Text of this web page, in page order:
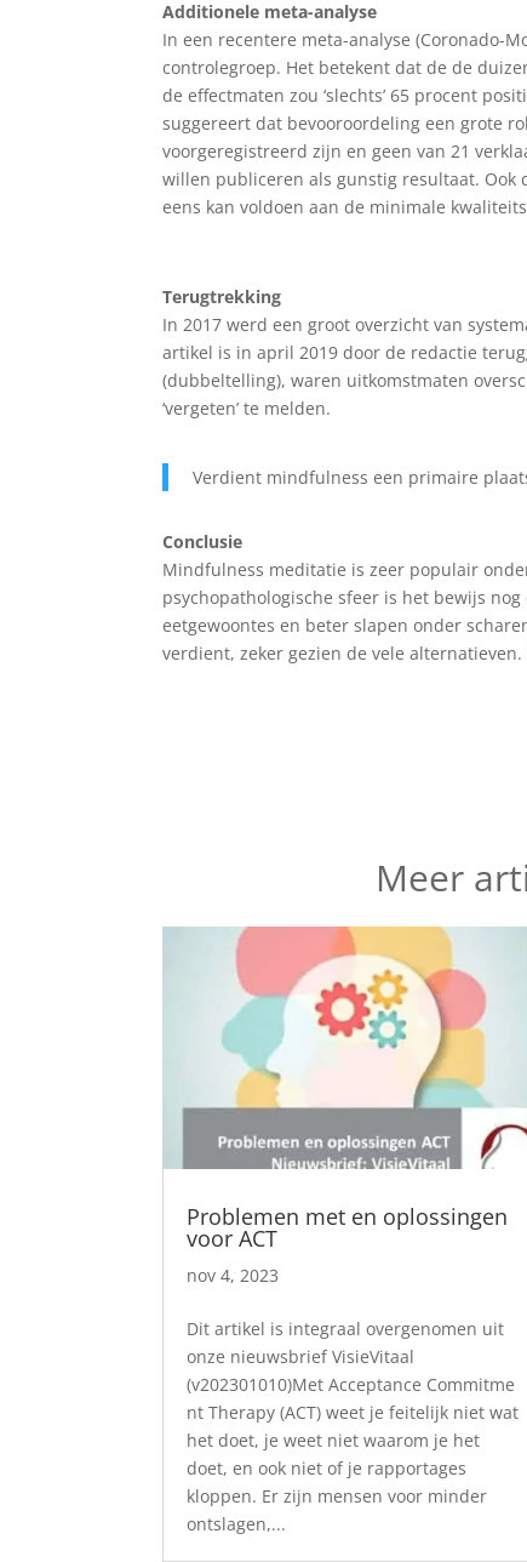
Additionele meta-analyse
In een recentere meta-analyse (Coronado-
controlegroep. Het betekent dat de de
de effectmaten zou ‘slechts’ 65 procent
suggereert dat bevooroordeling een grote
voorgeregistreerd zijn en geen van 21
willen publiceren als gunstig resultaat. Ook
eens kan voldoen aan de minimale
Terugtrekking
In 2017 werd een groot overzicht van
artikel is in april 2019 door de redactie
(dubbeltelling), waren uitkomstmaten
‘vergeten’ te melden.
Verdient mindfulness een primaire
Conclusie
Mindfulness meditatie is zeer populair
psychopathologische sfeer is het bewijs
eetgewoontes en beter slapen onder
verdient, zeker gezien de vele
Meer
Problemen met en oplossingen
voor ACT
nov 4, 2023
Dit artikel is integraal overgenomen uit
onze nieuwsbrief VisieVitaal
(v202301010)Met Acceptance Commitme
nt Therapy (ACT) weet je feitelijk niet wat
het doet, je weet niet waarom je het
doet, en ook niet of je rapportages
kloppen. Er zijn mensen voor minder
ontslagen,...